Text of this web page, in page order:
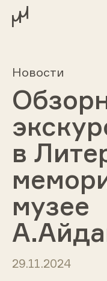
Новости
в
музее
29.11.2024